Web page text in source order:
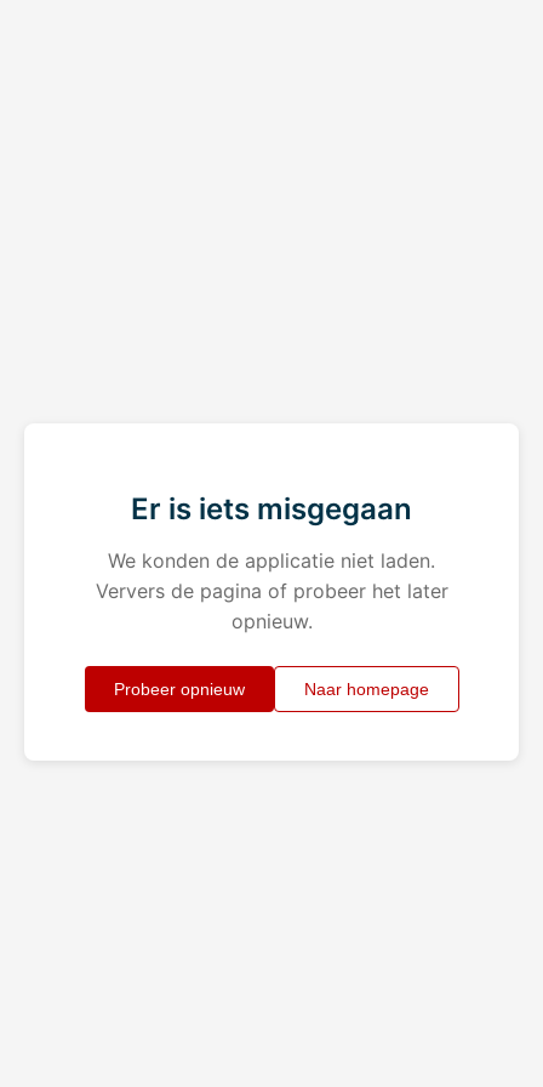
Er is iets misgegaan
We konden de applicatie niet laden.
Ververs de pagina of probeer het later
opnieuw.
Probeer opnieuw Naar homepage